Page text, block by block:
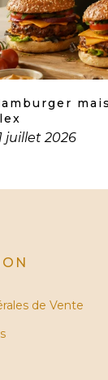
juillet 2026
de Vente